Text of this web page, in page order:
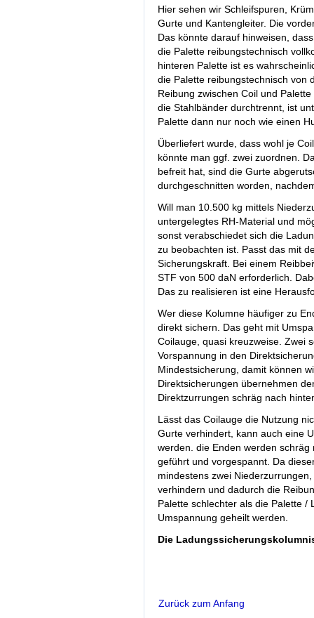
Hier sehen wir Schleifspuren,
Gurte und Kantengleiter. Die
Das könnte darauf hinweisen,
die Palette reibungstechnisch
hinteren Palette ist es
die Palette reibungstechnisch von
Reibung zwischen Coil und
die Stahlbänder durchtrennt, ist
Palette dann nur noch wie einen
Überliefert wurde, dass wohl je
könnte man ggf. zwei zuordnen.
befreit hat, sind die Gurte
durchgeschnitten worden,
Will man 10.500 kg mittels
untergelegtes RH-Material und
sonst verabschiedet sich die
zu beobachten ist. Passt das mit
Sicherungskraft. Bei einem
STF von 500 daN erforderlich.
Das zu realisieren ist eine
Wer diese Kolumne häufiger zu
direkt sichern. Das geht mit
Coilauge, quasi kreuzweise. Zwei
Vorspannung in den
Mindestsicherung, damit können
Direktsicherungen übernehmen
Direktzurrungen schräg nach
Lässt das Coilauge die Nutzung
Gurte verhindert, kann auch eine
werden. die Enden werden
geführt und vorgespannt. Da
mindestens zwei
verhindern und dadurch die
Palette schlechter als die Palette /
Umspannung geheilt werden.
Die
Zurück zum Anfang